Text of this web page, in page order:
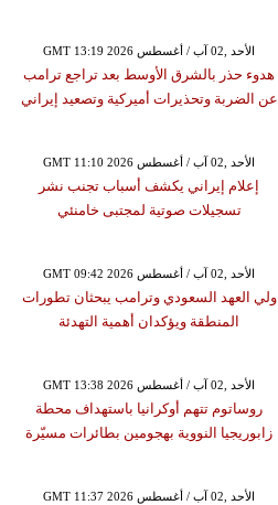
GMT 13:19 2026 الأحد ,02 آب / أغسطس
هدوء حذر بالشرق الأوسط بعد تراجع ترامب
عن الضربة وتحذيرات أميركية وتصعيد إيراني
GMT 11:10 2026 الأحد ,02 آب / أغسطس
إعلام إيراني يكشف أسباب تجنب نشر
تسجيلات صوتية لمجتبى خامنئي
GMT 09:42 2026 الأحد ,02 آب / أغسطس
ولي العهد السعودي وترامب يبحثان تطورات
المنطقة ويؤكدان أهمية التهدئة
GMT 13:38 2026 الأحد ,02 آب / أغسطس
روساتوم تتهم أوكرانيا باستهداف محطة
زابوريجيا النووية بهجومين بطائرات مسيّرة
GMT 11:37 2026 الأحد ,02 آب / أغسطس